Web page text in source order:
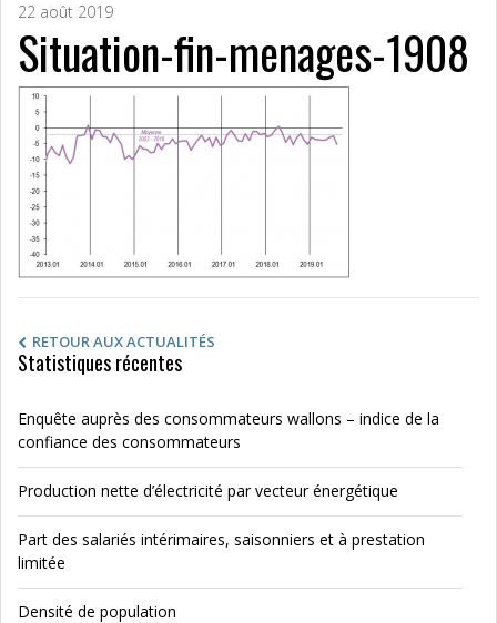
22 août 2019
Situation-fin-menages-1908
RETOUR AUX ACTUALITÉS
Statistiques récentes
Enquête auprès des consommateurs wallons – indice de la
confiance des consommateurs
Production nette d’électricité par vecteur énergétique
Part des salariés intérimaires, saisonniers et à prestation
limitée
Densité de population